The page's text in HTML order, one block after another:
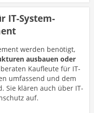
IT-System-
werden benötigt,
ausbauen oder
Kaufleute für IT-
umfassend und dem
Sie klären auch über IT-
auf.